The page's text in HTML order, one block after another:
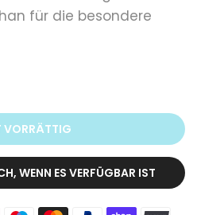
für die besondere
VORRÄTTIG
WENN ES VERFÜGBAR IST